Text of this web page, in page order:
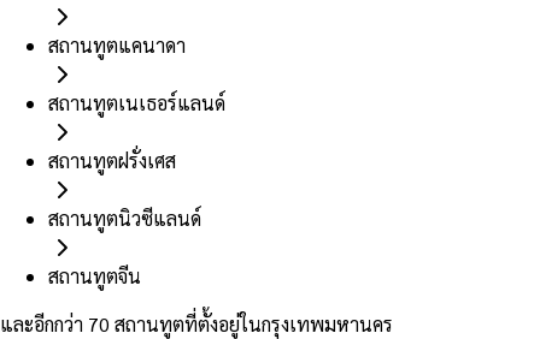
สถานทูตแคนาดา
สถานทูตเนเธอร์แลนด์
สถานทูตฝรั่งเศส
สถานทูตนิวซีแลนด์
สถานทูตจีน
และอีกกว่า 70 สถานทูตที่ตั้งอยู่ในกรุงเทพมหานคร